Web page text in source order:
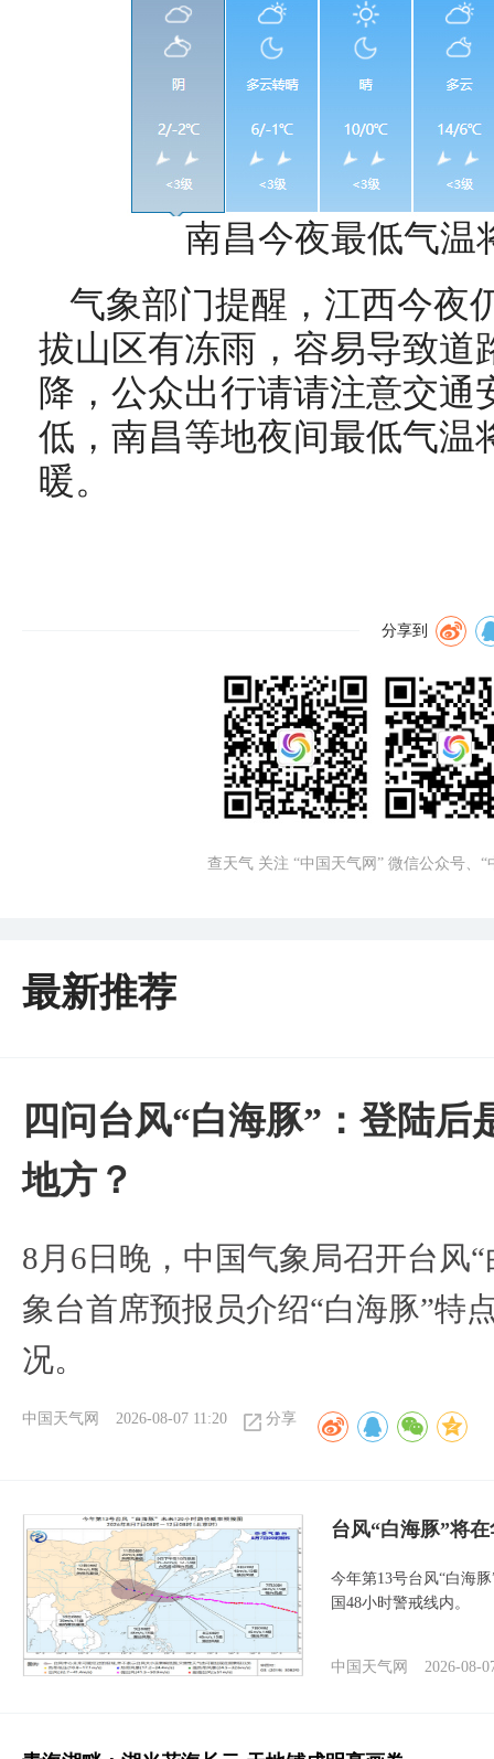
南昌今夜最低气温
气象部门提醒，江西今夜
拔山区有冻雨，容易导致道
降，公众出行请请注意交
低，南昌等地夜间最低气温
暖。
分享到
查天气 关注 “中国天气网” 微信公众号、
最新推荐
四问台风“白海豚”：登陆
地方？
8月6日晚，中国气象局召开台风
象台首席预报员介绍“白海豚”特
况。
中国天气网 2026-08-07 11:20 分享
台风“白海豚”将
今年第13号台风“白海
国48小时警戒线内。
中国天气网 2026-08-